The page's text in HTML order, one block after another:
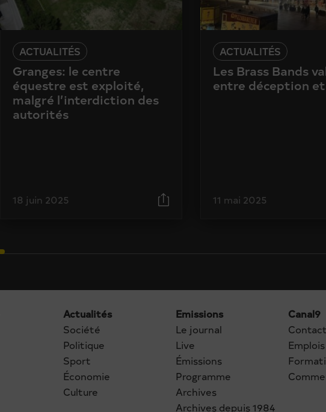
ACTUALITÉS
Granges: le centre
équestre est exploité,
malgré l’interdiction des
autorités
18 juin 2025
ACTUALITÉS
Les Brass Bands
entre déception
11 mai 2025
Actualités
Société
Politique
Sport
Économie
Culture
Emissions
Le journal
Live
Émissions
Programme
Archives
Archives depuis 1984
Canal9
Contact
Emplois